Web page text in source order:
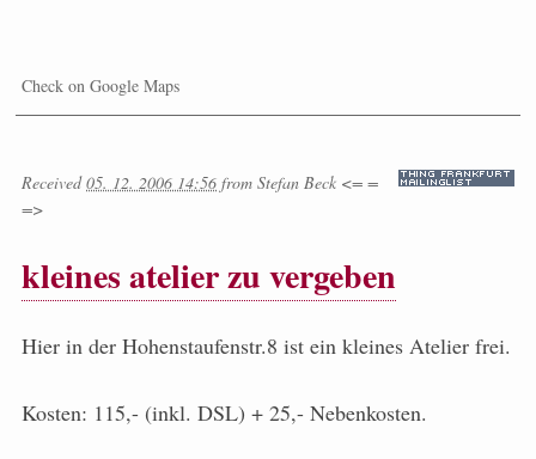
Check on Google Maps
Received05. 12. 2006 14:56 from Stefan Beck <= =
=>
kleines atelier zu vergeben
Hier in der Hohenstaufenstr.8 ist ein kleines Atelier frei.
Kosten: 115,- (inkl. DSL) + 25,- Nebenkosten.